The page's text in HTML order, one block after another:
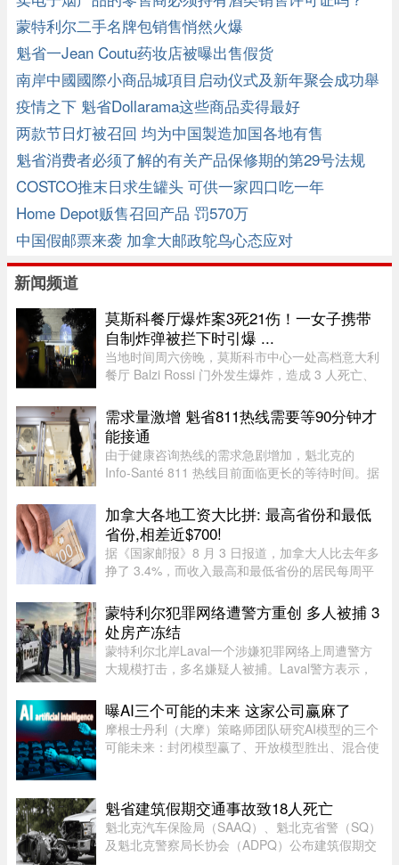
蒙特利尔二手名牌包销售悄然火爆
魁省一Jean Coutu药妆店被曝出售假货
南岸中國國際小商品城項目启动仪式及新年聚会成功舉
辦
疫情之下 魁省Dollarama这些商品卖得最好
两款节日灯被召回 均为中国製造加国各地有售
魁省消费者必须了解的有关产品保修期的第29号法规
COSTCO推末日求生罐头 可供一家四口吃一年
Home Depot贩售召回产品 罚570万
中国假邮票来袭 加拿大邮政鸵鸟心态应对
新闻频道
莫斯科餐厅爆炸案3死21伤！一女子携带
自制炸弹被拦下时引爆 ...
当地时间周六傍晚，莫斯科市中心一处高档意大利
餐厅 Balzi Rossi 门外发生爆炸，造成 3 人死亡、
女子、餐厅的安保人员及一名顾客。爆炸发生在晚
上 8 点前，地点位于莫 ...
需求量激增 魁省811热线需要等90分钟才
能接通
由于健康咨询热线的需求急剧增加，魁北克的
Info-Santé 811 热线目前面临更长的等待时间。据
从先前的约一小时延长至近 90 分钟。Santé
Québec 表示，等待时间变长 ...
加拿大各地工资大比拼: 最高省份和最低
省份,相差近$700!
据《国家邮报》8 月 3 日报道，加拿大人比去年多
挣了 3.4%，而收入最高和最低省份的居民每周平
（Statistics Canada）最新发布的数据，披露了全
国及各省、地区居民的平均周 ...
蒙特利尔犯罪网络遭警方重创 多人被捕 3
处房产冻结
蒙特利尔北岸Laval一个涉嫌犯罪网络上周遭警方
大规模打击，多名嫌疑人被捕。Laval警方表示，
万元，直接切断了其资金来源，充分展现警方瓦解
犯罪网络的能力。警方介绍， ...
曝AI三个可能的未来 这家公司赢麻了
摩根士丹利（大摩）策略师团队研究AI模型的三个
可能未来：封闭模型赢了、开放模型胜出、混合使
布的分析研究，指出AI市场 ...
魁省建筑假期交通事故致18人死亡
魁北克汽车保险局（SAAQ）、魁北克省警（SQ）
及魁北克警察局长协会（ADPQ）公布建筑假期交